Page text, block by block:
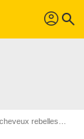
profil search
rebelles